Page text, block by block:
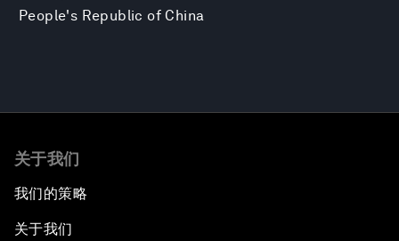
People's Republic of China
关于我们
我们的策略
关于我们